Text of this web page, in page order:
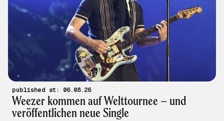
published at: 06.08.26
Weezer kommen auf Welttournee – und
veröffentlichen neue Single